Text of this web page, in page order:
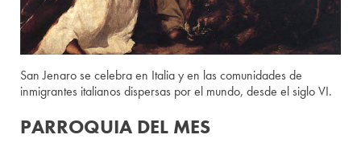
San Jenaro se celebra en Italia y en las comunidades de
inmigrantes italianos dispersas por el mundo, desde el siglo VI.
PARROQUIA DEL MES